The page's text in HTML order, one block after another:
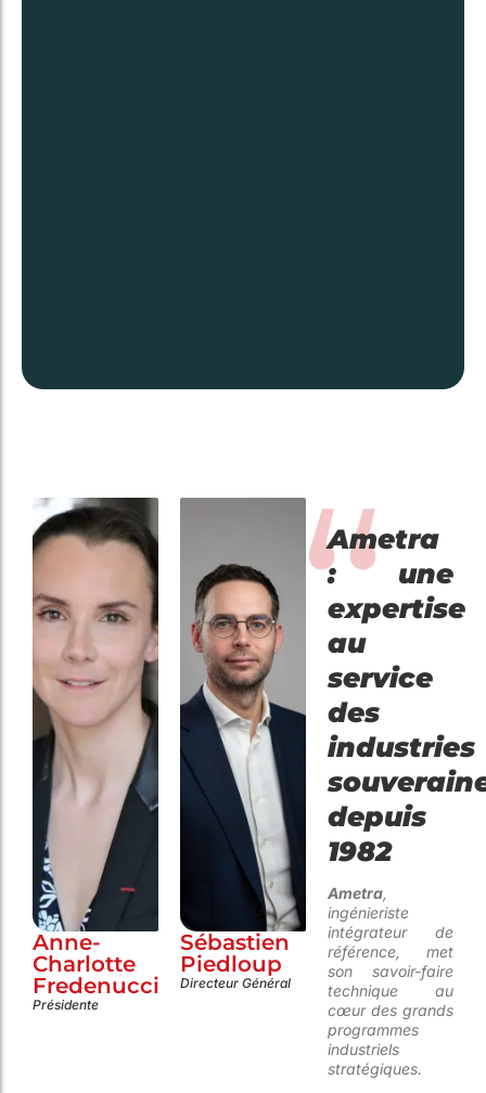
Anne-
Charlotte
Fredenucci
Présidente
Sébastien
Piedloup
Directeur Général
Ametra
: une
expertise
au
service
des
industries
depuis
1982
Ametra,
ingénieriste
intégrateur de
référence, met
son savoir-faire
technique au
cœur des grands
programmes
industriels
stratégiques.